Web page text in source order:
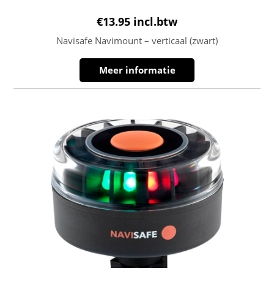
€13.95 incl.btw
Navisafe Navimount – verticaal (zwart)
Meer informatie